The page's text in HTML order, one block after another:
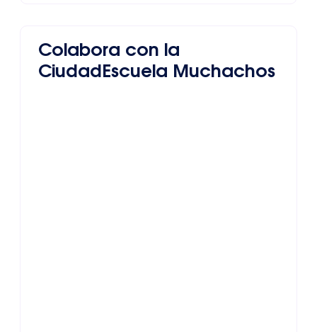
Colabora con la
CiudadEscuela Muchachos